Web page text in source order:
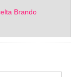
Brando